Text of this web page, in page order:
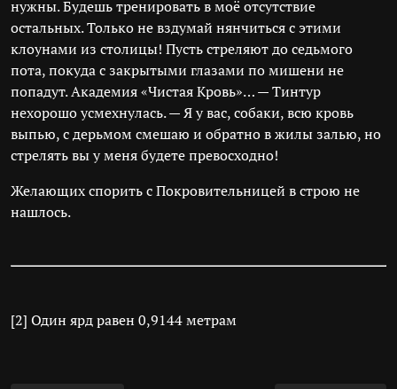
нужны. Будешь тренировать в моё отсутствие
остальных. Только не вздумай нянчиться с этими
клоунами из столицы! Пусть стреляют до седьмого
пота, покуда с закрытыми глазами по мишени не
попадут. Академия «Чистая Кровь»… — Тинтур
нехорошо усмехнулась. — Я у вас, собаки, всю кровь
выпью, с дерьмом смешаю и обратно в жилы залью, но
стрелять вы у меня будете превосходно!
Желающих спорить с Покровительницей в строю не
нашлось.
[2] Один ярд равен 0,9144 метрам